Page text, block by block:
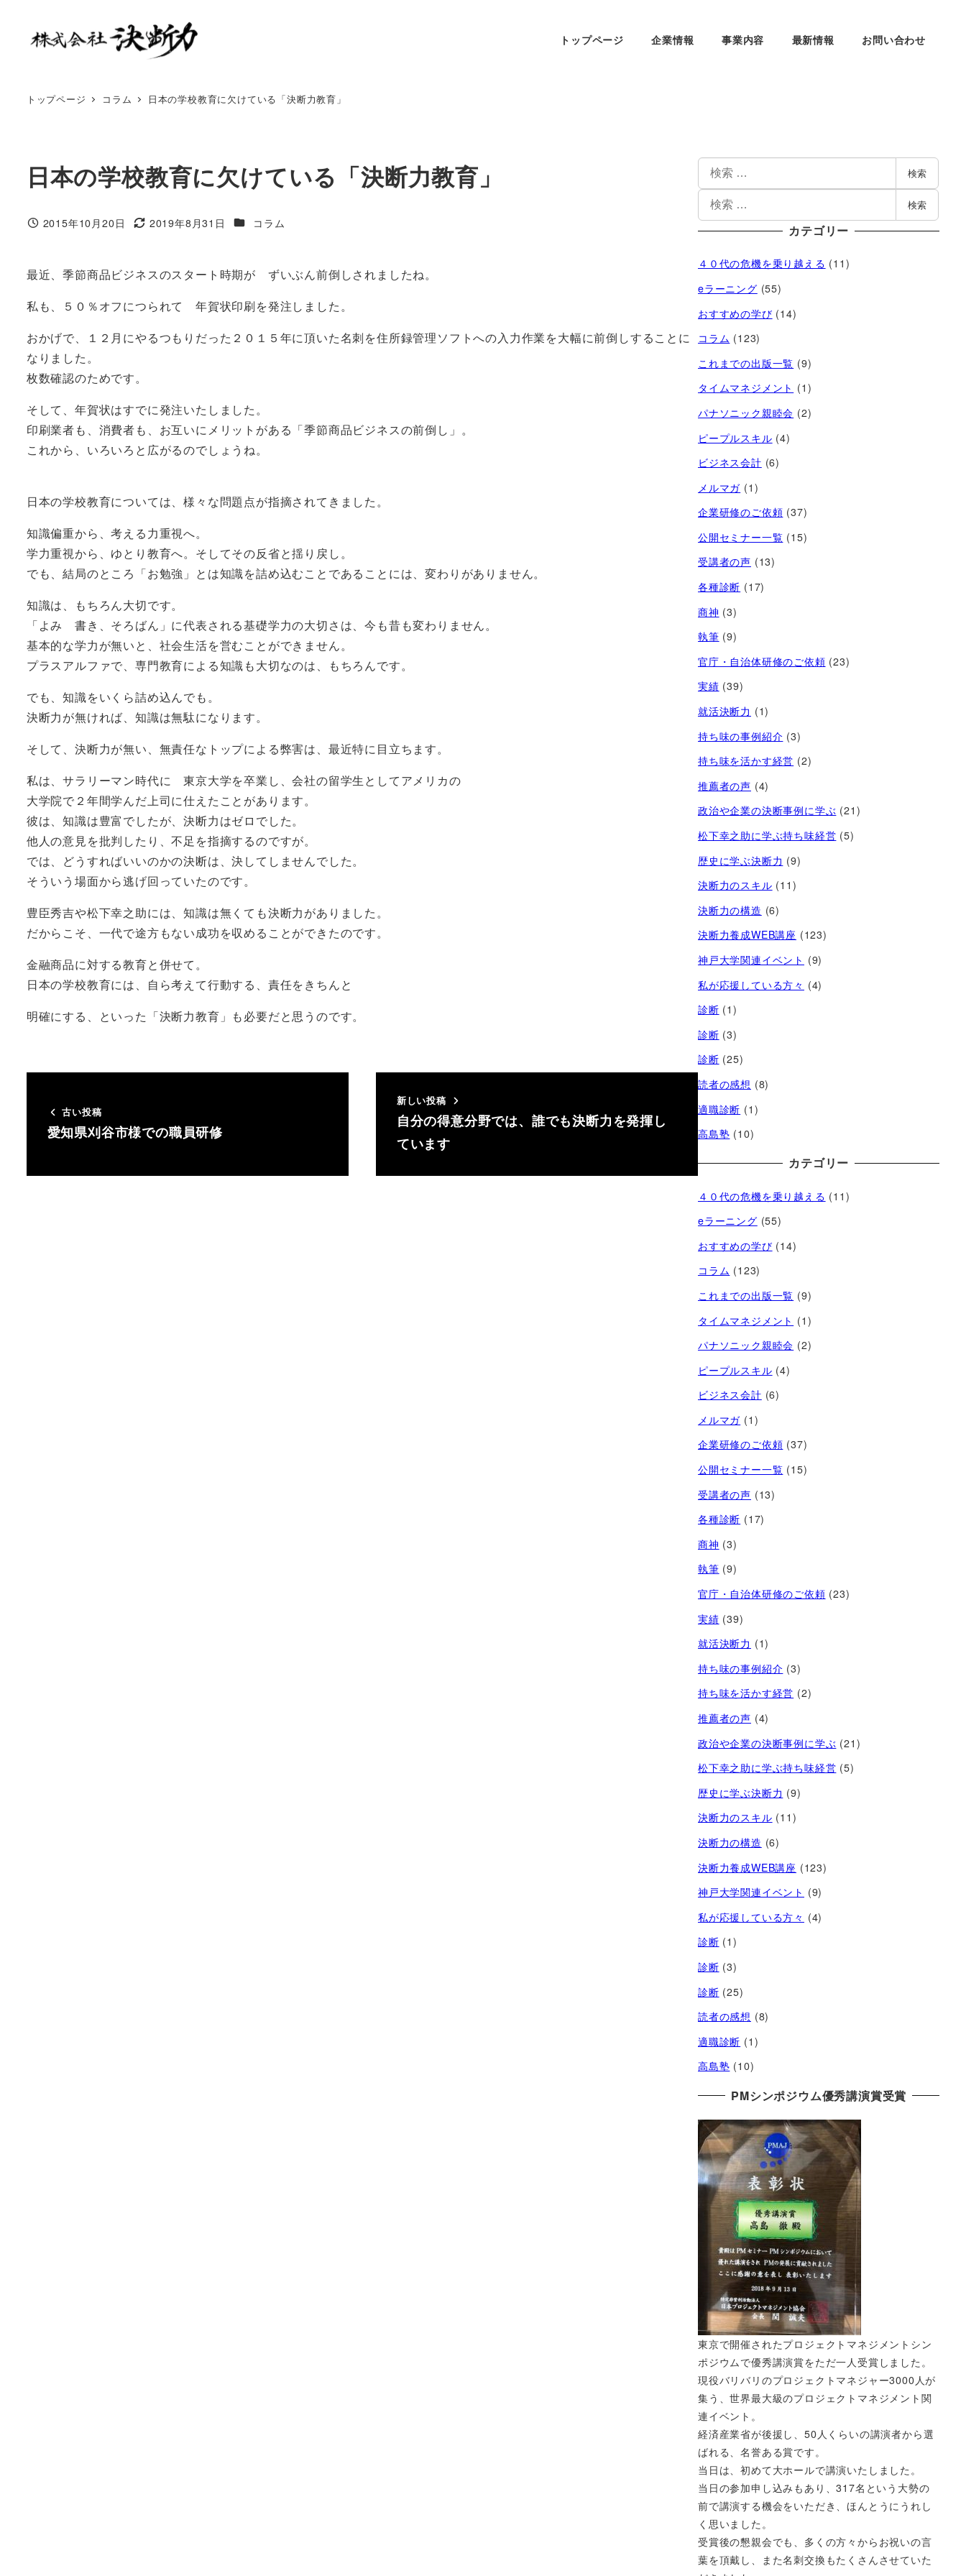
トップページ 企業情報 事業内容 最新情報 お問い合わせ
トップページ コラム 日本の学校教育に欠けている「決断力教育」
日本の学校教育に欠けている「決断力教育」
2015年10月20日 2019年8月31日 コラム
最近、季節商品ビジネスのスタート時期が ずいぶん前倒しされましたね。
私も、５０％オフにつられて 年賀状印刷を発注しました。
おかげで、１２月にやるつもりだった２０１５年に頂いた名刺を住所録管理ソフトへの入力作業を大幅に前倒しすることに
なりました。
枚数確認のためです。
そして、年賀状はすでに発注いたしました。
印刷業者も、消費者も、お互いにメリットがある「季節商品ビジネスの前倒し」。
これから、いろいろと広がるのでしょうね。
日本の学校教育については、様々な問題点が指摘されてきました。
知識偏重から、考える力重視へ。
学力重視から、ゆとり教育へ。そしてその反省と揺り戻し。
でも、結局のところ「お勉強」とは知識を詰め込むことであることには、変わりがありません。
知識は、もちろん大切です。
「よみ 書き、そろばん」に代表される基礎学力の大切さは、今も昔も変わりません。
基本的な学力が無いと、社会生活を営むことができません。
プラスアルファで、専門教育による知識も大切なのは、もちろんです。
でも、知識をいくら詰め込んでも。
決断力が無ければ、知識は無駄になります。
そして、決断力が無い、無責任なトップによる弊害は、最近特に目立ちます。
私は、サラリーマン時代に 東京大学を卒業し、会社の留学生としてアメリカの
大学院で２年間学んだ上司に仕えたことがあります。
彼は、知識は豊富でしたが、決断力はゼロでした。
他人の意見を批判したり、不足を指摘するのですが。
では、どうすればいいのかの決断は、決してしませんでした。
そういう場面から逃げ回っていたのです。
豊臣秀吉や松下幸之助には、知識は無くても決断力がありました。
だからこそ、一代で途方もない成功を収めることができたのです。
金融商品に対する教育と併せて。
日本の学校教育には、自ら考えて行動する、責任をきちんと
明確にする、といった「決断力教育」も必要だと思うのです。
古い投稿
愛知県刈谷市様での職員研修
新しい投稿
自分の得意分野では、誰でも決断力を発揮し
ています
検索
検索
カテゴリー
４０代の危機を乗り越える (11)
eラーニング (55)
おすすめの学び (14)
コラム (123)
これまでの出版一覧 (9)
タイムマネジメント (1)
パナソニック親睦会 (2)
ピープルスキル (4)
ビジネス会計 (6)
メルマガ (1)
企業研修のご依頼 (37)
公開セミナー一覧 (15)
受講者の声 (13)
各種診断 (17)
商神 (3)
執筆 (9)
官庁・自治体研修のご依頼 (23)
実績 (39)
就活決断力 (1)
持ち味の事例紹介 (3)
持ち味を活かす経営​ (2)
推薦者の声 (4)
政治や企業の決断事例に学ぶ (21)
松下幸之助に学ぶ持ち味経営 (5)
歴史に学ぶ決断力 (9)
決断力のスキル (11)
決断力の構造 (6)
決断力養成WEB講座 (123)
神戸大学関連イベント (9)
私が応援している方々 (4)
診断 (1)
診断 (3)
診断 (25)
読者の感想 (8)
適職診断 (1)
高島塾 (10)
カテゴリー
４０代の危機を乗り越える (11)
eラーニング (55)
おすすめの学び (14)
コラム (123)
これまでの出版一覧 (9)
タイムマネジメント (1)
パナソニック親睦会 (2)
ピープルスキル (4)
ビジネス会計 (6)
メルマガ (1)
企業研修のご依頼 (37)
公開セミナー一覧 (15)
受講者の声 (13)
各種診断 (17)
商神 (3)
執筆 (9)
官庁・自治体研修のご依頼 (23)
実績 (39)
就活決断力 (1)
持ち味の事例紹介 (3)
持ち味を活かす経営​ (2)
推薦者の声 (4)
政治や企業の決断事例に学ぶ (21)
松下幸之助に学ぶ持ち味経営 (5)
歴史に学ぶ決断力 (9)
決断力のスキル (11)
決断力の構造 (6)
決断力養成WEB講座 (123)
神戸大学関連イベント (9)
私が応援している方々 (4)
診断 (1)
診断 (3)
診断 (25)
読者の感想 (8)
適職診断 (1)
高島塾 (10)
PMシンポジウム優秀講演賞受賞
東京で開催されたプロジェクトマネジメントシン
ポジウムで優秀講演賞をただ一人受賞しました。
現役バリバリのプロジェクトマネジャー3000人が
集う、世界最大級のプロジェクトマネジメント関
連イベント。
経済産業省が後援し、50人くらいの講演者から選
ばれる、名誉ある賞です。
当日は、初めて大ホールで講演いたしました。
当日の参加申し込みもあり、317名という大勢の
前で講演する機会をいただき、ほんとうにうれし
く思いました。
受賞後の懇親会でも、多くの方々からお祝いの言
葉を頂戴し、また名刺交換もたくさんさせていた